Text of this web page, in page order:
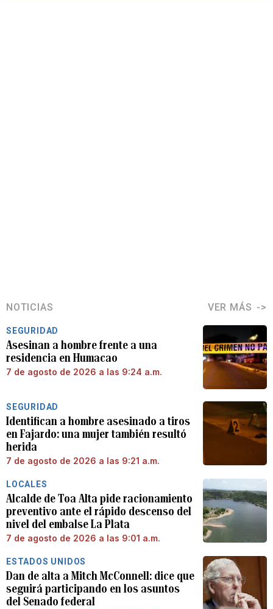
NOTICIAS VER MÁS
SEGURIDAD
Asesinan a hombre frente a una
residencia en Humacao
7 de agosto de 2026 a las 9:24 a.m.
SEGURIDAD
Identifican a hombre asesinado a tiros
en Fajardo: una mujer también resultó
herida
7 de agosto de 2026 a las 9:21 a.m.
LOCALES
Alcalde de Toa Alta pide racionamiento
preventivo ante el rápido descenso del
nivel del embalse La Plata
7 de agosto de 2026 a las 9:01 a.m.
ESTADOS UNIDOS
Dan de alta a Mitch McConnell: dice que
seguirá participando en los asuntos
del Senado federal